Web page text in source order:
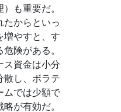
）も重要だ。
たからといっ
増やすと、す
険がある。
ス資金は小分
散し、ボラテ
ムでは少額で
が有効だ。